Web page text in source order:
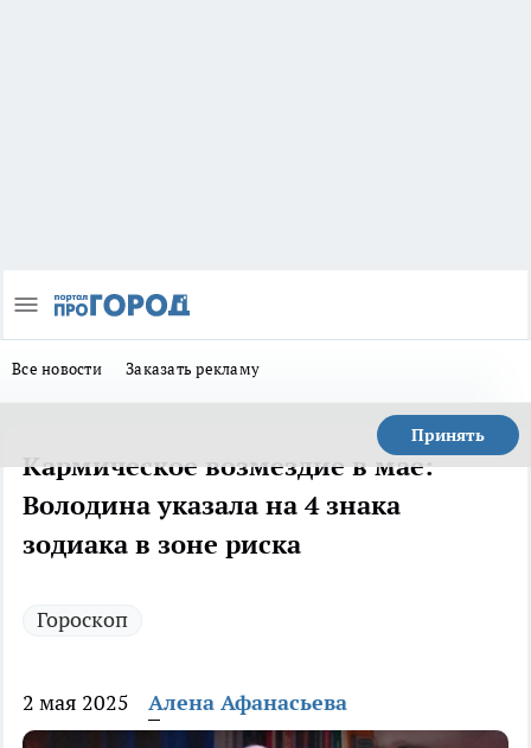
Все новости Заказать рекламу
Принять
Кармическое возмездие в мае:
Володина указала на 4 знака
зодиака в зоне риска
Гороскоп
2 мая 2025 Алена Афанасьева